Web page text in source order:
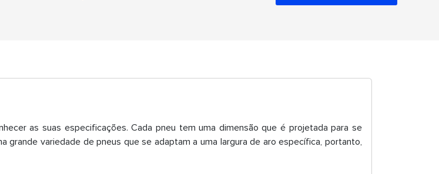
as suas especificações. Cada pneu tem uma dimensão que é projetada para se
grande variedade de pneus que se adaptam a uma largura de aro específica, portanto,